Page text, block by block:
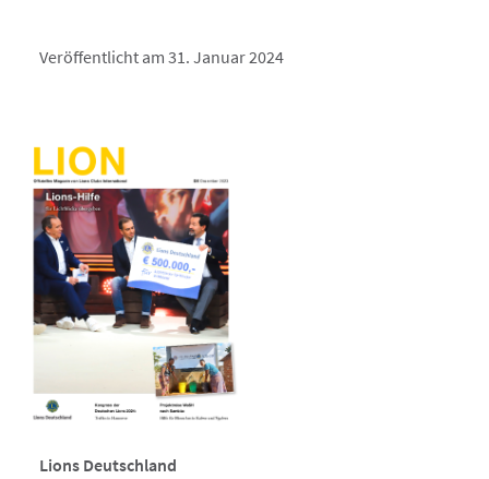
Veröffentlicht am 31. Januar 2024
Lions Deutschland